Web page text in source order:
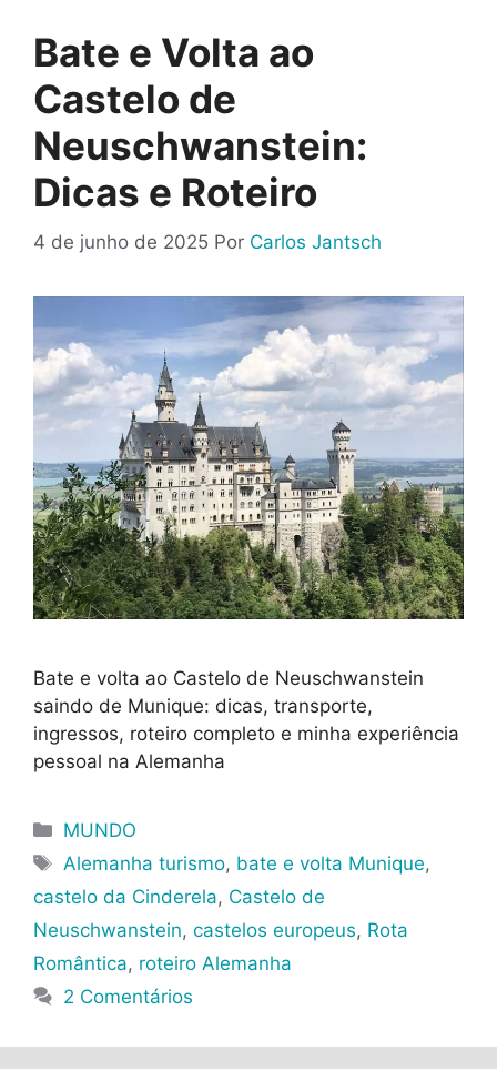
Bate e Volta ao
Castelo de
Neuschwanstein:
Dicas e Roteiro
4 de junho de 2025 Por Carlos Jantsch
Bate e volta ao Castelo de Neuschwanstein
saindo de Munique: dicas, transporte,
ingressos, roteiro completo e minha experiência
pessoal na Alemanha
Categorias
MUNDO
Tags
Alemanha turismo, bate e volta Munique,
castelo da Cinderela, Castelo de
Neuschwanstein, castelos europeus, Rota
Romântica, roteiro Alemanha
2 Comentários